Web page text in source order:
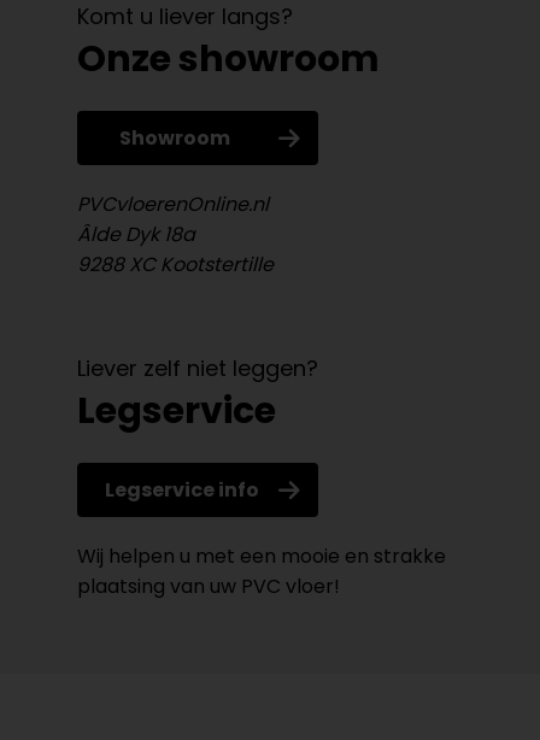
Komt u liever langs?
Onze showroom
Showroom
PVCvloerenOnline.nl
Âlde Dyk 18a
9288 XC Kootstertille
Liever zelf niet leggen?
Legservice
Legservice info
Wij helpen u met een mooie en strakke
plaatsing van uw PVC vloer!